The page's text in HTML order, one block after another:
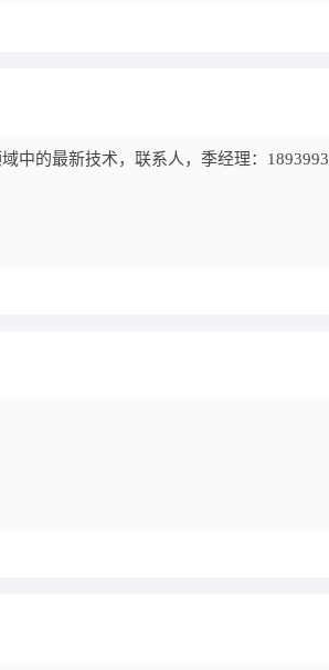
中的最新技术，联系人，季经理：